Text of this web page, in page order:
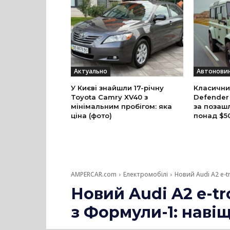
Актуально
У Києві знайшли 17-річну
Toyota Camry XV40 з
мінімальним пробігом: яка
ціна (фото)
Defender
за
понад